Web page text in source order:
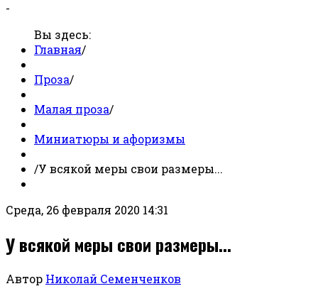
-
Вы здесь:
Главная/
Проза/
Малая проза/
Миниатюры и афоризмы
/У всякой меры свои размеры...
Среда, 26 февраля 2020 14:31
У всякой меры свои размеры...
Автор Николай Семенченков